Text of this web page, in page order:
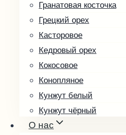
Гранатовая косточка
Грецкий орех
Касторовое
Кедровый орех
Кокосовое
Конопляное
Кунжут белый
Кунжут чёрный
Льняное
О нас